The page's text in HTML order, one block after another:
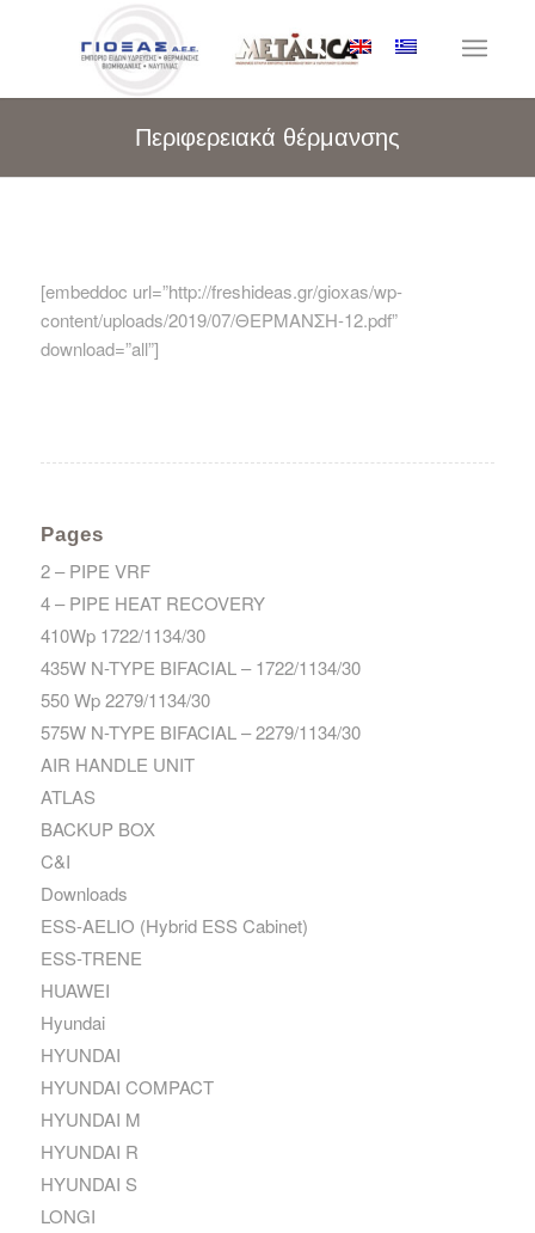
Περιφερειακά θέρμανσης
[embeddoc url=”http://freshideas.gr/gioxas/wp-
content/uploads/2019/07/ΘΕΡΜΑΝΣΗ-12.pdf”
download=”all”]
Pages
2 – PIPE VRF
4 – PIPE HEAT RECOVERY
410Wp 1722/1134/30
435W N-TYPE BIFACIAL – 1722/1134/30
550 Wp 2279/1134/30
575W N-TYPE BIFACIAL – 2279/1134/30
AIR HANDLE UNIT
ATLAS
BACKUP BOX
C&I
Downloads
ESS-AELIO (Hybrid ESS Cabinet)
ESS-TRENE
HUAWEI
Hyundai
HYUNDAI
HYUNDAI COMPACT
HYUNDAI M
HYUNDAI R
HYUNDAI S
LONGI